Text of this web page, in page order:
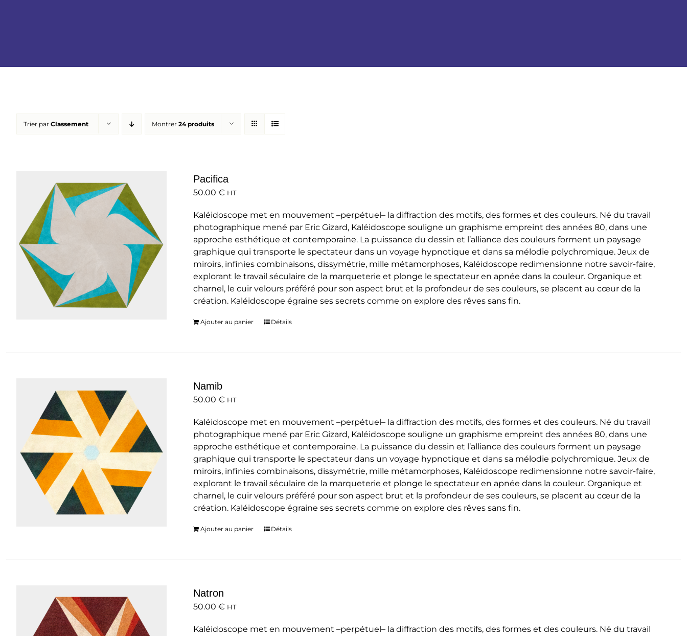
Trier par Classement Montrer 24 produits
Pacifica
50.00 € HT
Kaléidoscope met en mouvement –perpétuel– la diffraction des motifs, des formes et des couleurs. Né du travail
photographique mené par Eric Gizard, Kaléidoscope souligne un graphisme empreint des années 80, dans une
approche esthétique et contemporaine. La puissance du dessin et l’alliance des couleurs forment un paysage
graphique qui transporte le spectateur dans un voyage hypnotique et dans sa mélodie polychromique. Jeux de
miroirs, infinies combinaisons, dissymétrie, mille métamorphoses, Kaléidoscope redimensionne notre savoir-faire,
explorant le travail séculaire de la marqueterie et plonge le spectateur en apnée dans la couleur. Organique et
charnel, le cuir velours préféré pour son aspect brut et la profondeur de ses couleurs, se placent au cœur de la
création. Kaléidoscope égraine ses secrets comme on explore des rêves sans fin.
Ajouter au panier Détails
Namib
50.00 € HT
Kaléidoscope met en mouvement –perpétuel– la diffraction des motifs, des formes et des couleurs. Né du travail
photographique mené par Eric Gizard, Kaléidoscope souligne un graphisme empreint des années 80, dans une
approche esthétique et contemporaine. La puissance du dessin et l’alliance des couleurs forment un paysage
graphique qui transporte le spectateur dans un voyage hypnotique et dans sa mélodie polychromique. Jeux de
miroirs, infinies combinaisons, dissymétrie, mille métamorphoses, Kaléidoscope redimensionne notre savoir-faire,
explorant le travail séculaire de la marqueterie et plonge le spectateur en apnée dans la couleur. Organique et
charnel, le cuir velours préféré pour son aspect brut et la profondeur de ses couleurs, se placent au cœur de la
création. Kaléidoscope égraine ses secrets comme on explore des rêves sans fin.
Ajouter au panier Détails
Natron
50.00 € HT
Kaléidoscope met en mouvement –perpétuel– la diffraction des motifs, des formes et des couleurs. Né du travail